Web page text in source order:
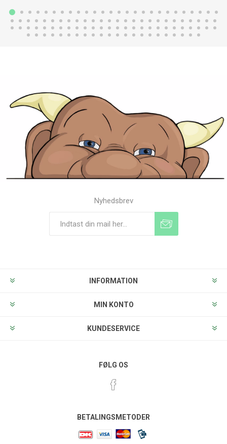
Nyhedsbrev
INFORMATION
MIN KONTO
KUNDESERVICE
FØLG OS
BETALINGSMETODER